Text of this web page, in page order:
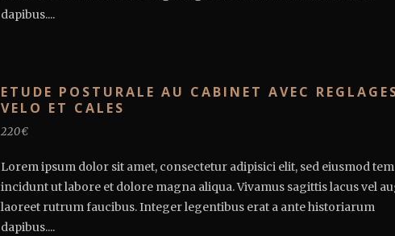
dapibus....
ETUDE POSTURALE AU CABINET AVEC
VELO ET CALES
220€
Lorem ipsum dolor sit amet, consectetur adipisici elit, sed eiusmod
incidunt ut labore et dolore magna aliqua. Vivamus sagittis lacus vel
laoreet rutrum faucibus. Integer legentibus erat a ante historiarum
dapibus....